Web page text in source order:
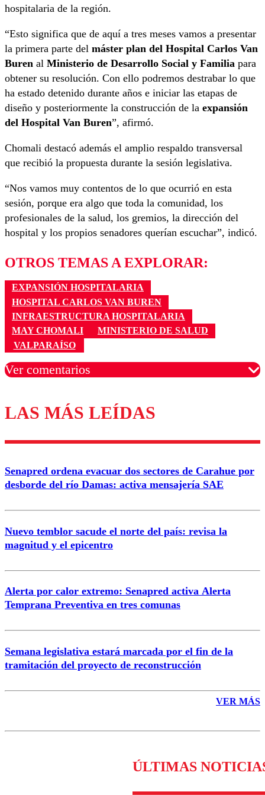
hospitalaria de la región.
“Esto significa que de aquí a tres meses vamos a presentar
la primera parte del máster plan del Hospital Carlos Van
Buren al Ministerio de Desarrollo Social y Familia para
obtener su resolución. Con ello podremos destrabar lo que
ha estado detenido durante años e iniciar las etapas de
diseño y posteriormente la construcción de la expansión
del Hospital Van Buren”, afirmó.
Chomali destacó además el amplio respaldo transversal
que recibió la propuesta durante la sesión legislativa.
“Nos vamos muy contentos de lo que ocurrió en esta
sesión, porque era algo que toda la comunidad, los
profesionales de la salud, los gremios, la dirección del
hospital y los propios senadores querían escuchar”, indicó.
OTROS TEMAS A EXPLORAR:
EXPANSIÓN HOSPITALARIA
HOSPITAL CARLOS VAN BUREN
INFRAESTRUCTURA HOSPITALARIA
MAY CHOMALI
MINISTERIO DE SALUD
VALPARAÍSO
Ver comentarios
Los comentarios son moderados para garantizar un
diálogo respetuoso.
Correo
LAS MÁS LEÍDAS
Senapred ordena evacuar dos sectores de Carahue por
desborde del río Damas: activa mensajería SAE
Nuevo temblor sacude el norte del país: revisa la
magnitud y el epicentro
Alerta por calor extremo: Senapred activa Alerta
Temprana Preventiva en tres comunas
Semana legislativa estará marcada por el fin de la
tramitación del proyecto de reconstrucción
VER MÁS
ÚLTIMAS